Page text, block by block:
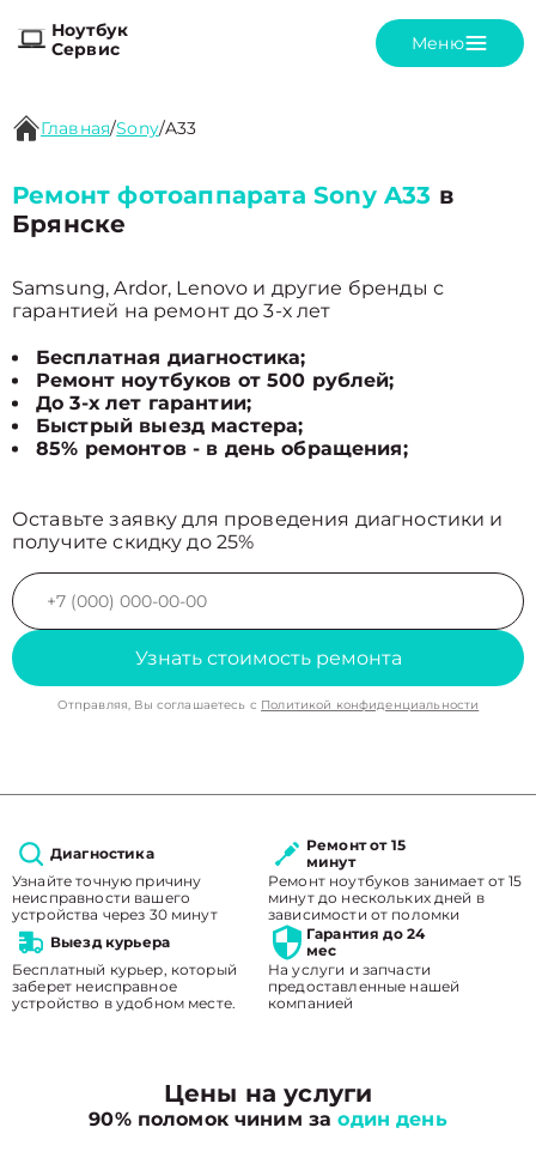
Ноутбук
Сервис
Меню
Главная/Sony/A33
Ремонт фотоаппарата Sony A33 в
Брянске
Samsung, Ardor, Lenovo и другие бренды с
гарантией на ремонт до 3-х лет
Бесплатная диагностика;
Ремонт ноутбуков от 500 рублей;
До 3-х лет гарантии;
Быстрый выезд мастера;
85% ремонтов - в день обращения;
Оставьте заявку для проведения диагностики и
получите скидку до 25%
Узнать стоимость ремонта
Отправляя, Вы соглашаетесь с Политикой конфиденциальности
Диагностика
Узнайте точную причину
неисправности вашего
устройства через 30 минут
Ремонт от 15
минут
Ремонт ноутбуков занимает от 15
минут до нескольких дней в
зависимости от поломки
Выезд курьера
Бесплатный курьер, который
заберет неисправное
устройство в удобном месте.
Гарантия до 24
мес
На услуги и запчасти
предоставленные нашей
компанией
Цены на услуги
90% поломок чиним заодин день